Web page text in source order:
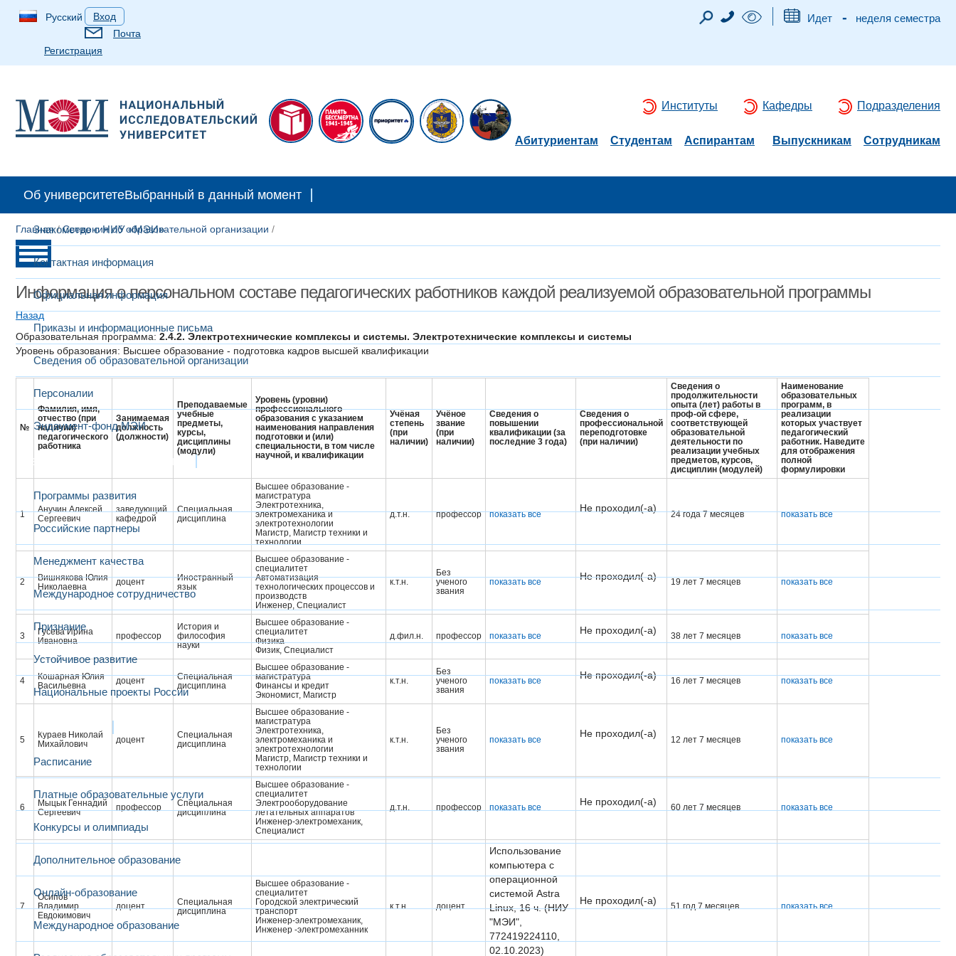
Русский
Вход
Почта
Регистрация
Идет - неделя семестра
Институты Кафедры Подразделения
Абитуриентам Студентам Аспирантам Выпускникам Сотрудникам
Об университетеВыбранный в данный момент
Знакомство с НИУ «МЭИ»
Контактная информация
Официальная информация
Приказы и информационные письма
Сведения об образовательной организации
Персоналии
Эндаумент-фонд МЭИ
Развитие и сотрудничество
Программы развития
Российские партнеры
Менеджмент качества
Международное сотрудничество
Признание
Устойчивое развитие
Национальные проекты России
Образование
Расписание
Платные образовательные услуги
Конкурсы и олимпиады
Дополнительное образование
Онлайн-образование
Международное образование
Главная/Сведения об образовательной организации /
Информация о персональном составе педагогических работников каждой реализуемой образовательной программы
Назад
Образовательная программа: 2.4.2. Электротехнические комплексы и системы. Электротехнические комплексы и системы
Уровень образования: Высшее образование - подготовка кадров высшей квалификации
№
Фамилия, имя,
отчество (при
наличии)
педагогического
работника
Занимаемая
должность
(должности)
Преподаваемые
учебные
предметы,
курсы,
дисциплины
(модули)
Уровень (уровни)
профессионального
образования с указанием
наименования направления
подготовки и (или)
специальности, в том числе
научной, и квалификации
Учёная
степень
(при
наличии)
Учёное
звание
(при
наличии)
Сведения о
повышении
квалификации (за
последние 3 года)
Сведения о
профессиональной
переподготовке
(при наличии)
Сведения о
продолжительности
опыта (лет) работы в
проф-ой сфере,
соответствующей
образовательной
деятельности по
реализации учебных
предметов, курсов,
дисциплин (модулей)
Наименование
образовательных
программ, в
реализации
которых участвует
педагогический
работник. Наведите
для отображения
полной
формулировки
1
Анучин Алексей
Сергеевич
заведующий
кафедрой
Специальная
дисциплина
Высшее образование -
магистратура
Электротехника,
электромеханика и
электротехнологии
Магистр, Магистр техники и
технологии
д.т.н. профессор показать все
Не проходил(-а)
24 года 7 месяцев показать все
2
Вишнякова Юлия
Николаевна
доцент
Иностранный
язык
Высшее образование -
специалитет
Автоматизация
технологических процессов и
производств
Инженер, Cпециалист
к.т.н.
Без
ученого
звания
показать все Не проходил(-а) 19 лет 7 месяцев показать все
3
Гусева Ирина
Ивановна
профессор
История и
философия
науки
Высшее образование -
специалитет
Физика
Физик, Cпециалист
д.фил.н. профессор показать все Не проходил(-а) 38 лет 7 месяцев показать все
4
Кошарная Юлия
Васильевна
доцент
Специальная
дисциплина
Высшее образование -
магистратура
Финансы и кредит
Экономист, Магистр
к.т.н.
Без
ученого
звания
показать все Не проходил(-а) 16 лет 7 месяцев показать все
5
Кураев Николай
Михайлович
доцент
Специальная
дисциплина
Высшее образование -
магистратура
Электротехника,
электромеханика и
электротехнологии
Магистр, Магистр техники и
технологии
к.т.н.
Без
ученого
звания
показать все
Не проходил(-а)
12 лет 7 месяцев показать все
6
Мыцык Геннадий
Сергеевич
профессор
Специальная
дисциплина
Высшее образование -
специалитет
Электрооборудование
летательных аппаратов
Инженер-электромеханик,
Cпециалист
д.т.н. профессор показать все Не проходил(-а) 60 лет 7 месяцев показать все
7
Осипов
Владимир
Евдокимович
доцент
Специальная
дисциплина
Высшее образование -
специалитет
Городской электрический
транспорт
Инженер-электромеханик,
Инженер -электромеханник
к.т.н. доцент
Использование
компьютера с
операционной
системой Astra
Linux, 16 ч. (НИУ
"МЭИ",
772419224110,
02.10.2023)
Не проходил(-а) 51 год 7 месяцев показать все